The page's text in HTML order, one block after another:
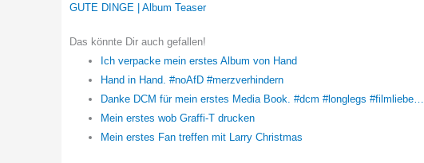
GUTE DINGE | Album Teaser
Das könnte Dir auch gefallen!
Ich verpacke mein erstes Album von Hand
Hand in Hand. #noAfD #merzverhindern
Danke DCM für mein erstes Media Book. #dcm #longlegs #filmliebe…
Mein erstes wob Graffi-T drucken
Mein erstes Fan treffen mit Larry Christmas